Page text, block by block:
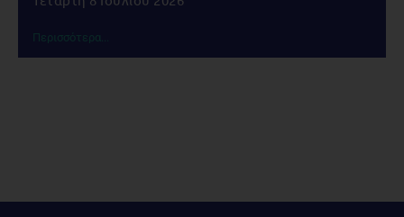
Περισσότερα...